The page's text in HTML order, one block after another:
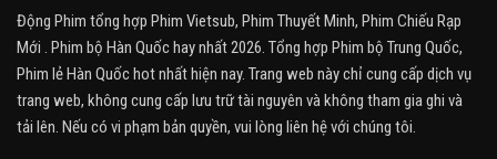
Động Phim tổng hợp Phim Vietsub, Phim Thuyết Minh, Phim Chiếu Rạp
Mới . Phim bộ Hàn Quốc hay nhất 2026. Tổng hợp Phim bộ Trung Quốc,
Phim lẻ Hàn Quốc hot nhất hiện nay. Trang web này chỉ cung cấp dịch vụ
trang web, không cung cấp lưu trữ tài nguyên và không tham gia ghi và
tải lên. Nếu có vi phạm bản quyền, vui lòng liên hệ với chúng tôi.